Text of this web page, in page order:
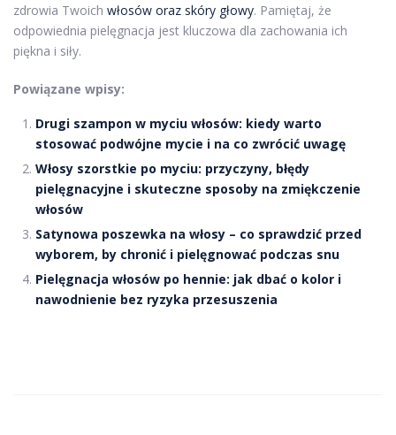
zdrowia Twoich włosów oraz skóry głowy. Pamiętaj, że
odpowiednia pielęgnacja jest kluczowa dla zachowania ich
piękna i siły.
Powiązane wpisy:
Drugi szampon w myciu włosów: kiedy warto
stosować podwójne mycie i na co zwrócić uwagę
Włosy szorstkie po myciu: przyczyny, błędy
pielęgnacyjne i skuteczne sposoby na zmiękczenie
włosów
Satynowa poszewka na włosy – co sprawdzić przed
wyborem, by chronić i pielęgnować podczas snu
Pielęgnacja włosów po hennie: jak dbać o kolor i
nawodnienie bez ryzyka przesuszenia